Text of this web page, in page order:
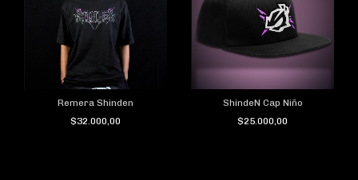
Remera Shinden
$32.000,00
ShindeN Cap Niño
$25.000,00